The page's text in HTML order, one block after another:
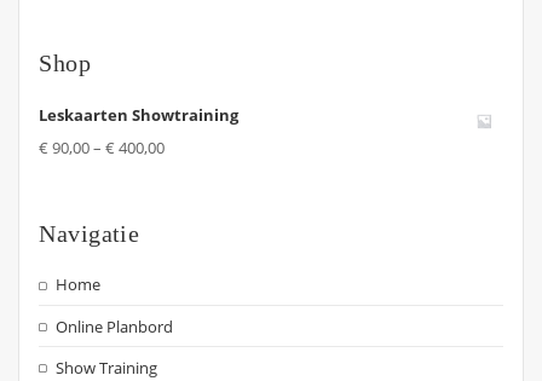
Shop
Leskaarten Showtraining
€ 90,00–€ 400,00
Navigatie
Home
Online Planbord
Show Training